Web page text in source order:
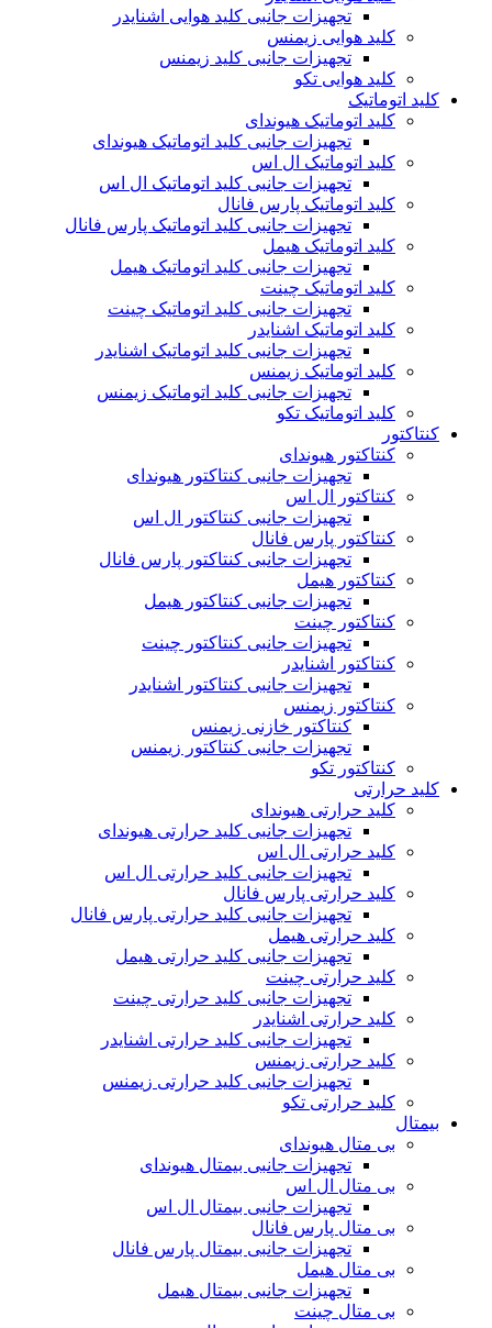
تجهیزات جانبی کلید هوایی اشنایدر
کلید هوایی زیمنس
تجهیزات جانبی کلید زیمنس
کلید هوایی تکو
کلید اتوماتیک
کلید اتوماتیک هیوندای
تجهیزات جانبی کلید اتوماتیک هیوندای
کلید اتوماتیک ال اس
تجهیزات جانبی کلید اتوماتیک ال اس
کلید اتوماتیک پارس فانال
تجهیزات جانبی کلید اتوماتیک پارس فانال
کلید اتوماتیک هیمل
تجهیزات جانبی کلید اتوماتیک هیمل
کلید اتوماتیک چینت
تجهیزات جانبی کلید اتوماتیک چینت
کلید اتوماتیک اشنایدر
تجهیزات جانبی کلید اتوماتیک اشنایدر
کلید اتوماتیک زیمنس
تجهیزات جانبی کلید اتوماتیک زیمنس
کلید اتوماتیک تکو
کنتاکتور
کنتاکتور هیوندای
تجهیزات جانبی کنتاکتور هیوندای
کنتاکتور ال اس
تجهیزات جانبی کنتاکتور ال اس
کنتاکتور پارس فانال
تجهیزات جانبی کنتاکتور پارس فانال
کنتاکتور هیمل
تجهیزات جانبی کنتاکتور هیمل
کنتاکتور چینت
تجهیزات جانبی کنتاکتور چینت
کنتاکتور اشنایدر
تجهیزات جانبی کنتاکتور اشنایدر
کنتاکتور زیمنس
کنتاکتور خازنی زیمنس
تجهیزات جانبی کنتاکتور زیمنس
کنتاکتور تکو
کلید حرارتی
کلید حرارتی هیوندای
تجهیزات جانبی کلید حرارتی هیوندای
کلید حرارتی ال اس
تجهیزات جانبی کلید حرارتی ال اس
کلید حرارتی پارس فانال
تجهیزات جانبی کلید حرارتی پارس فانال
کلید حرارتی هیمل
تجهیزات جانبی کلید حرارتی هیمل
کلید حرارتی چینت
تجهیزات جانبی کلید حرارتی چینت
کلید حرارتی اشنایدر
تجهیزات جانبی کلید حرارتی اشنایدر
کلید حرارتی زیمنس
تجهیزات جانبی کلید حرارتی زیمنس
کلید حرارتی تکو
بیمتال
بی متال هیوندای
تجهیزات جانبی بیمتال هیوندای
بی متال ال اس
تجهیزات جانبی بیمتال ال اس
بی متال پارس فانال
تجهیزات جانبی بیمتال پارس فانال
بی متال هیمل
تجهیزات جانبی بیمتال هیمل
بی متال چینت